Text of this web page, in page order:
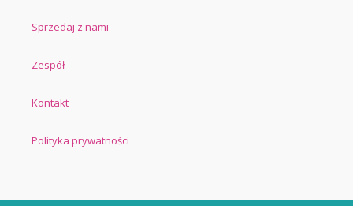
Sprzedaj z nami
Zespół
Kontakt
Polityka prywatności